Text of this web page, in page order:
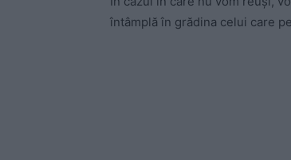
întâmplă în grădina celui care